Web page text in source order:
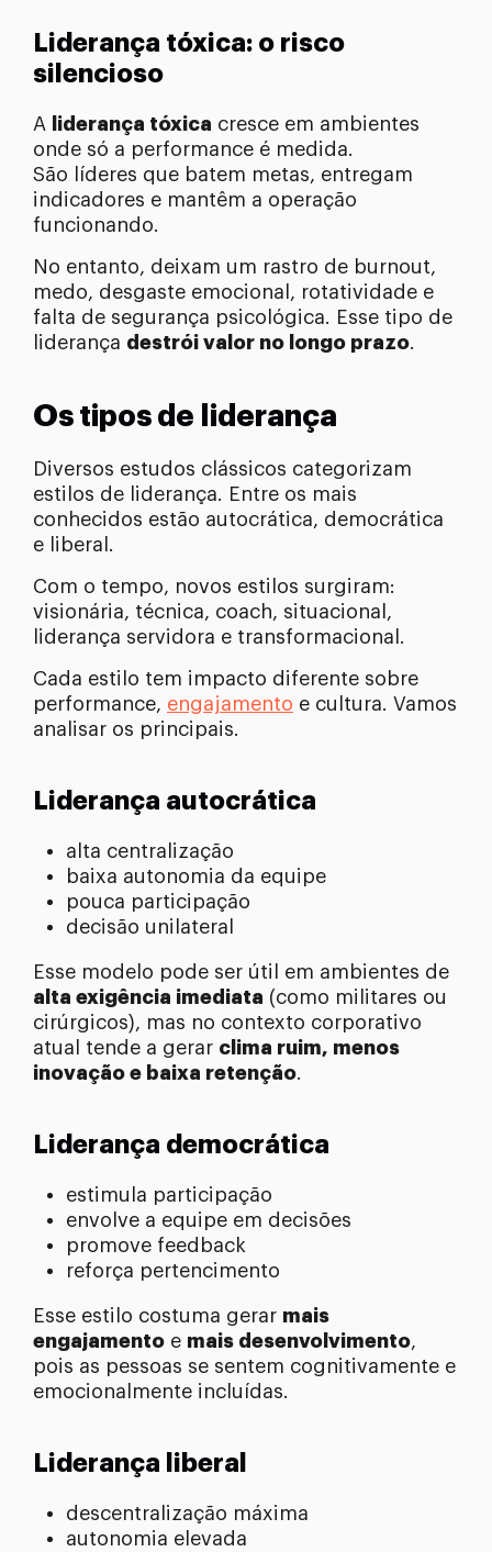
Liderança tóxica: o risco
silencioso
A liderança tóxica cresce em ambientes
onde só a performance é medida.
São líderes que batem metas, entregam
indicadores e mantêm a operação
funcionando.
No entanto, deixam um rastro de burnout,
medo, desgaste emocional, rotatividade e
falta de segurança psicológica. Esse tipo de
liderança destrói valor no longo prazo.
Os tipos de liderança
Diversos estudos clássicos categorizam
estilos de liderança. Entre os mais
conhecidos estão autocrática, democrática
e liberal.
Com o tempo, novos estilos surgiram:
visionária, técnica, coach, situacional,
liderança servidora e transformacional.
Cada estilo tem impacto diferente sobre
performance, engajamento e cultura. Vamos
analisar os principais.
Liderança autocrática
alta centralização
baixa autonomia da equipe
pouca participação
decisão unilateral
Esse modelo pode ser útil em ambientes de
alta exigência imediata (como militares ou
cirúrgicos), mas no contexto corporativo
atual tende a gerar clima ruim, menos
inovação e baixa retenção.
Liderança democrática
estimula participação
envolve a equipe em decisões
promove feedback
reforça pertencimento
Esse estilo costuma gerar mais
engajamento e mais desenvolvimento,
pois as pessoas se sentem cognitivamente e
emocionalmente incluídas.
Liderança liberal
descentralização máxima
autonomia elevada